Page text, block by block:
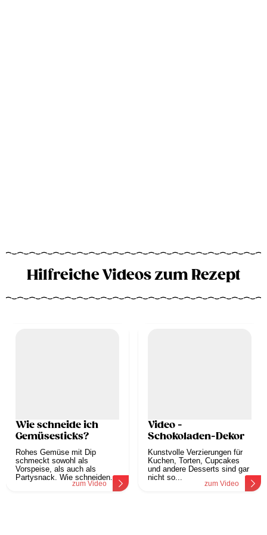
Hilfreiche Videos zum Rezept
Wie schneide ich
Gemüsesticks?
Rohes Gemüse mit Dip
schmeckt sowohl als
Vorspeise, als auch als
Partysnack. Wie schneiden...
zum Video
Video -
Schokoladen-Dekor
Kunstvolle Verzierungen für
Kuchen, Torten, Cupcakes
und andere Desserts sind gar
nicht so...
zum Video